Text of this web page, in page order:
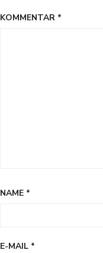
KOMMENTAR *
NAME *
E-MAIL *